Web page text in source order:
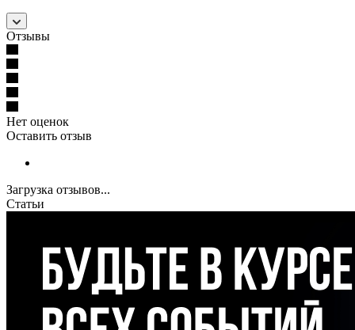
Отзывы
Нет оценок
Оставить отзыв
Загрузка отзывов...
Статьи